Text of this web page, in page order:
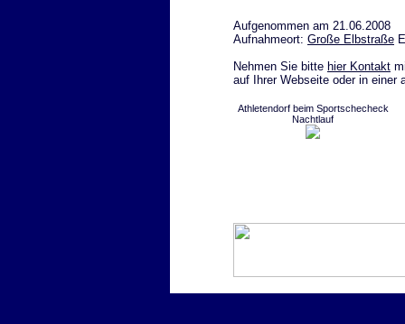
Aufgenommen am 21.06.2008
Aufnahmeort: Große Elbstraße
Nehmen Sie bitte hier Kontakt
auf Ihrer Webseite oder in einer
Athletendorf beim Sportschecheck
Nachtlauf